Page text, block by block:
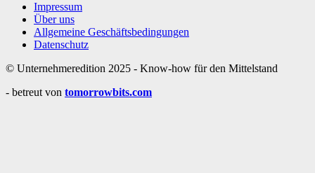
Impressum
Über uns
Allgemeine Geschäftsbedingungen
Datenschutz
© Unternehmeredition 2025 - Know-how für den Mittelstand
- betreut von tomorrowbits.com